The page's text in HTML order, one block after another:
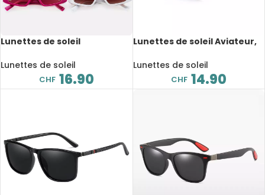
Lunettes de soleil
papillon Valentino, UV400
Lunettes de soleil
CHF 16.90
Lunettes de soleil Aviateur,
éblouissement, anti-
rayonnement, UV400
Lunettes de soleil
CHF 14.90